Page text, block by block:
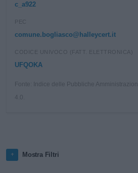
c_a922
PEC
comune.bogliasco@halleycert.it
CODICE UNIVOCO (FATT. ELETTRONICA)
UFQOKA
Fonte: Indice delle Pubbliche
Mostra Filtri